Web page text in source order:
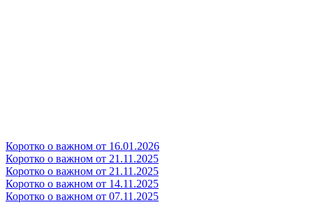
Коротко о важном от 16.01.2026
Коротко о важном от 21.11.2025
Коротко о важном от 21.11.2025
Коротко о важном от 14.11.2025
Коротко о важном от 07.11.2025